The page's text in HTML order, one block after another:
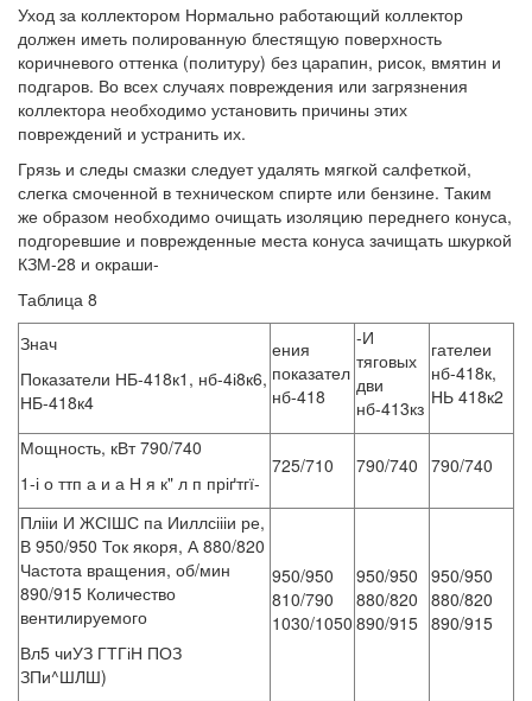
Уход за коллектором Нормально работающий коллектор
должен иметь полированную блестящую поверхность
коричневого оттенка (политуру) без царапин, рисок, вмятин и
подгаров. Во всех случаях повреждения или загрязнения
коллектора необходимо установить причины этих
повреждений и устранить их.
Грязь и следы смазки следует удалять мягкой салфеткой,
слегка смоченной в техническом спирте или бензине. Таким
же образом необходимо очищать изоляцию переднего конуса,
подгоревшие и поврежденные места конуса зачищать шкуркой
КЗМ-28 и окраши-
Таблица 8
Знач
Показатели НБ-418к1, нб-4і8к6,
НБ-418к4
ения
показател
нб-418
-И
тяговых
дви
нб-413кз
гателеи
нб-418к,
НЬ 418к2
Мощность, кВт 790/740
1-і о ттп а и а Н я к" л п пріґтгї-
725/710 790/740 790/740
Плііи И ЖСІШС па Ииллсіііи ре,
В 950/950 Ток якоря, А 880/820
Частота вращения, об/мин
890/915 Количество
вентилируемого
Вл5 чиУЗ ГТГіН ПОЗ
ЗПи^ШЛШ)
950/950
810/790
1030/1050
950/950
880/820
890/915
950/950
880/820
890/915